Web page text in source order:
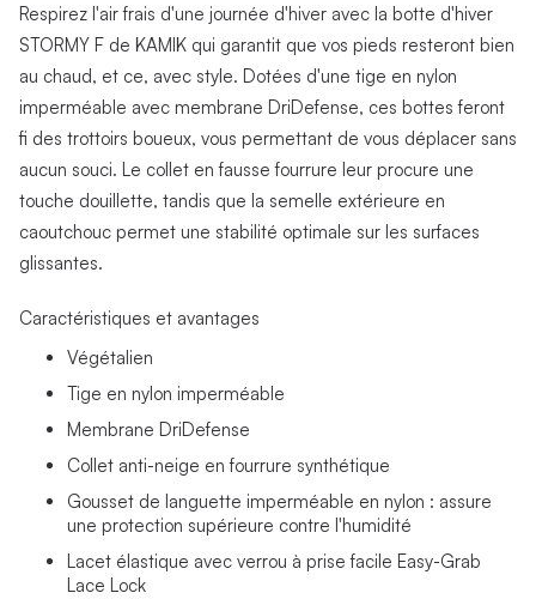
Respirez l'air frais d'une journée d'hiver avec la botte d'hiver
STORMY F de KAMIK qui garantit que vos pieds resteront bien
au chaud, et ce, avec style. Dotées d'une tige en nylon
imperméable avec membrane DriDefense, ces bottes feront
fi des trottoirs boueux, vous permettant de vous déplacer sans
aucun souci. Le collet en fausse fourrure leur procure une
touche douillette, tandis que la semelle extérieure en
caoutchouc permet une stabilité optimale sur les surfaces
glissantes.
Caractéristiques et avantages
Végétalien
Tige en nylon imperméable
Membrane DriDefense
Collet anti-neige en fourrure synthétique
Gousset de languette imperméable en nylon : assure
une protection supérieure contre l'humidité
Lacet élastique avec verrou à prise facile Easy-Grab
Lace Lock